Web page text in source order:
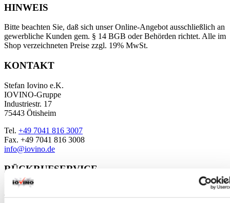
HINWEIS
Bitte beachten Sie, daß sich unser Online-Angebot ausschließlich an
gewerbliche Kunden gem. § 14 BGB oder Behörden richtet. Alle im
Shop verzeichneten Preise zzgl. 19% MwSt.
KONTAKT
Stefan Iovino e.K.
IOVINO-Gruppe
Industriestr. 17
75443 Ötisheim
Tel. +49 7041 816 3007
Fax. +49 7041 816 3008
info@iovino.de
RÜCKRUFSERVICE
Sie haben Fragen zu einem bestimmten Produkt?
Wir rufen Sie gerne zurück. Zu unseremRückrufservice.